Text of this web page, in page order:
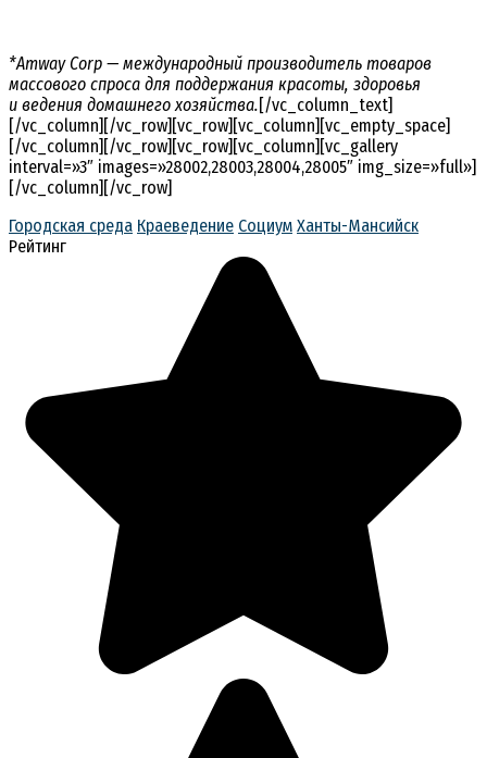
*Amway Corp — международный производитель товаров
массового спроса для поддержания красоты, здоровья
и ведения домашнего хозяйства.[/vc_column_text]
[/vc_column][/vc_row][vc_row][vc_column][vc_empty_space]
[/vc_column][/vc_row][vc_row][vc_column][vc_gallery
interval=»3″ images=»28002,28003,28004,28005″ img_size=»full»]
[/vc_column][/vc_row]
Городская среда Краеведение Социум Ханты-Мансийск
Рейтинг